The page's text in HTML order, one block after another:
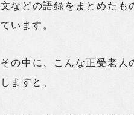
文などの語録をまとめたも
ています。
その中に、こんな正受老人
しますと、